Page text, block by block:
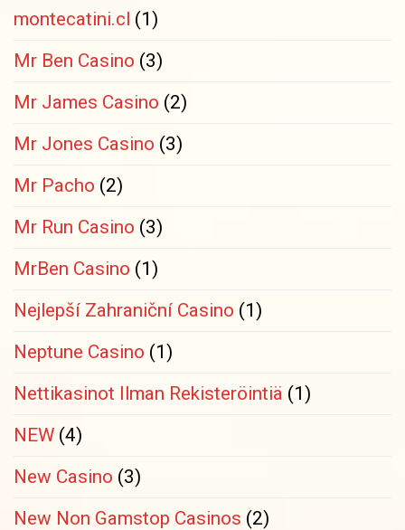
montecatini.cl (1)
Mr Ben Casino (3)
Mr James Casino (2)
Mr Jones Casino (3)
Mr Pacho (2)
Mr Run Casino (3)
MrBen Casino (1)
Nejlepší Zahraniční Casino (1)
Neptune Casino (1)
Nettikasinot Ilman Rekisteröintiä (1)
NEW (4)
New Casino (3)
New Non Gamstop Casinos (2)